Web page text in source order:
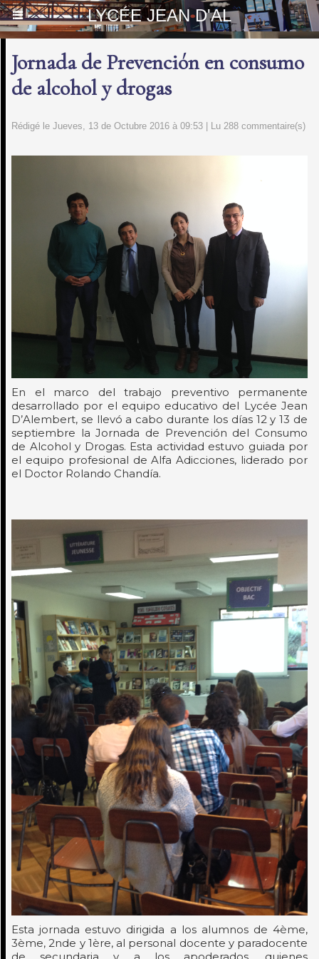
LYCÉE JEAN D'AL
Jornada de Prevención en consumo
de alcohol y drogas
Rédigé le Jueves, 13 de Octubre 2016 à 09:53 | Lu 288 commentaire(s)
En el marco del trabajo preventivo permanente
desarrollado por el equipo educativo del Lycée Jean
D’Alembert, se llevó a cabo durante los días 12 y 13 de
septiembre la Jornada de Prevención del Consumo
de Alcohol y Drogas. Esta actividad estuvo guiada por
el equipo profesional de Alfa Adicciones, liderado por
el Doctor Rolando Chandía.
Esta jornada estuvo dirigida a los alumnos de 4ème,
3ème, 2nde y 1ère, al personal docente y paradocente
de secundaria y a los apoderados, quienes